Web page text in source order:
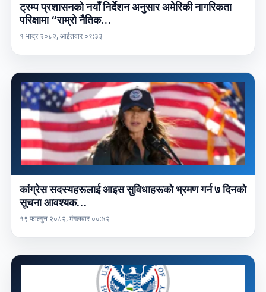
ट्रम्प प्रशासनको नयाँ निर्देशन अनुसार अमेरिकी नागरिकता
परिक्षामा “राम्रो नैतिक…
१ भाद्र २०८२, आईतवार ०९:३३
कांग्रेस सदस्यहरूलाई आइस सुविधाहरूको भ्रमण गर्न ७ दिनको
सूचना आवश्यक…
१९ फाल्गुन २०८२, मंगलवार ००:४२